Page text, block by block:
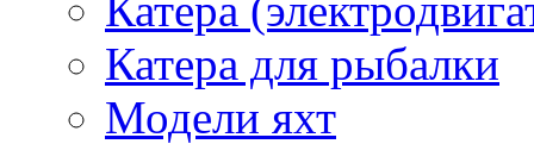
Катера для рыбалки
Модели яхт